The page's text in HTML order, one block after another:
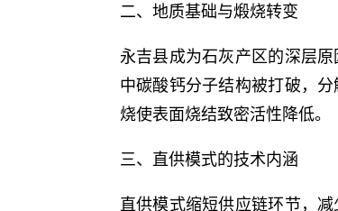
二、地质基础与煅烧转变
永吉县成为石灰产区的深层
中碳酸钙分子结构被打破，
烧使表面烧结致密活性降低。
三、直供模式的技术内涵
直供模式缩短供应链环节，